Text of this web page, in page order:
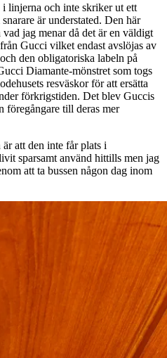
linjerna och inte skriker ut ett
är understated. Den här
jag menar då det är en väldigt
Gucci vilket endast avslöjas av
den obligatoriska labeln på
Diamante-mönstret som togs
resväskor för att ersätta
förkrigstiden. Det blev Guccis
föregångare till deras mer
att den inte får plats i
sparsamt använd hittills men jag
att ta bussen någon dag inom